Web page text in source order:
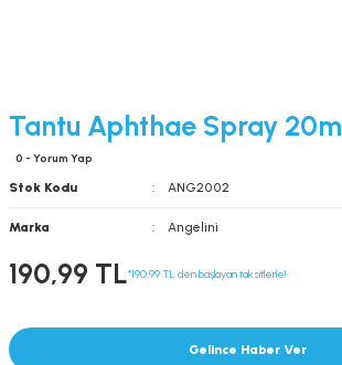
Tantu Aphthae Spray
0 - Yorum Yap
Stok Kodu ANG2002
Marka Angelini
190,99 TL*190,99 TL den başlayan taksitlerle!
Gelince Haber Ver